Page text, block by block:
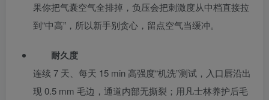
果你把气囊空气全排掉，负压会把刺激度从中档直接拉
到“中高”，所以新手别贪心，留点空气当缓冲。
耐久度
连续 7 天、每天 15 min 高强度“机洗”测试，入口唇沿出
现 0.5 mm 毛边，通道内部无撕裂；用凡士林养护后毛